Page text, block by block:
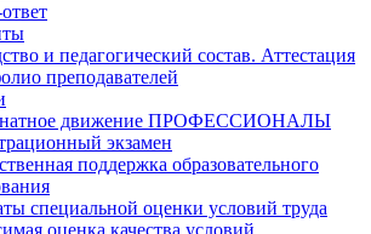
и педагогический состав. Аттестация
преподавателей
движение ПРОФЕССИОНАЛЫ
экзамен
поддержка образовательного
специальной оценки условий труда
оценка качества условий